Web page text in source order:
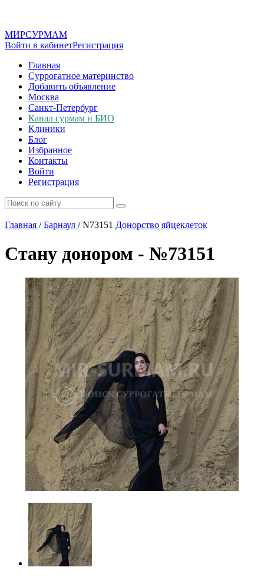
МИРСУРМАМ
Войти в кабинетРегистрация
Главная
Суррогатное материнство
Добавить объявление
Москва
Санкт-Петербург
Канал сурмам и БИО
Клиники
Блог
Избранное
Контакты
Войти
Регистрация
Главная / Барнаул /N73151 Донорство яйцеклеток
Стану донором - №73151